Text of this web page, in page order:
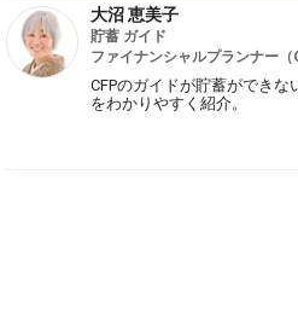
大沼 恵美子
貯蓄 ガイド
ファイナンシャルプランナー（
CFPのガイドが貯蓄ができ
をわかりやすく紹介。